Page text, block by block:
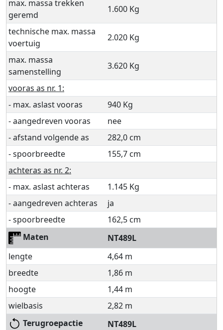
max. massa trekken
geremd
1.600 Kg
technische max. massa
voertuig
2.020 Kg
max. massa
samenstelling
3.620 Kg
vooras as nr. 1:
- max. aslast vooras
940 Kg
- aangedreven vooras
nee
- afstand volgende as
282,0 cm
- spoorbreedte
155,7 cm
achteras as nr. 2:
- max. aslast achteras
1.145 Kg
- aangedreven achteras
ja
- spoorbreedte
162,5 cm
Maten
NT489L
lengte
4,64 m
breedte
1,86 m
hoogte
1,44 m
wielbasis
2,82 m
Terugroepactie
NT489L